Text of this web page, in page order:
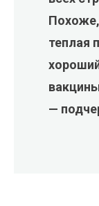
Похоже,
теплая
—